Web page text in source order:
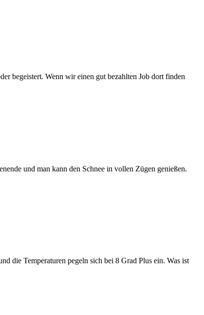
begeistert. Wenn wir einen gut bezahlten Job dort finden
und man kann den Schnee in vollen Zügen genießen.
die Temperaturen pegeln sich bei 8 Grad Plus ein. Was ist